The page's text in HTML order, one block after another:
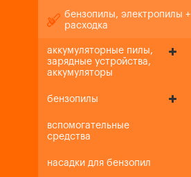
бензопилы, электропилы +
расходка
аккумуляторные пилы,
зарядные устройства,
аккумуляторы
бензопилы
вспомогательные
средства
насадки для бензопил